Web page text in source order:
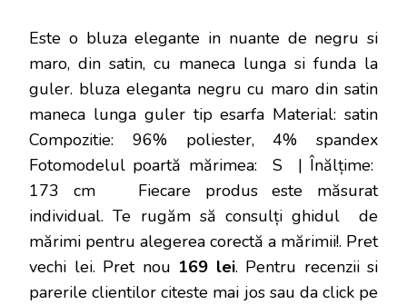
Este o bluza elegante in nuante de negru si
maro, din satin, cu maneca lunga si funda la
guler. bluza eleganta negru cu maro din satin
maneca lunga guler tip esarfa Material: satin
Compozitie: 96% poliester, 4% spandex
Fotomodelul poartă mărimea: S | Înălțime:
173 cm Fiecare produs este măsurat
individual. Te rugăm să consulți ghidul de
mărimi pentru alegerea corectă a mărimii!. Pret
vechi lei. Pret nou 169 lei. Pentru recenzii si
parerile clientilor citeste mai jos sau da click pe